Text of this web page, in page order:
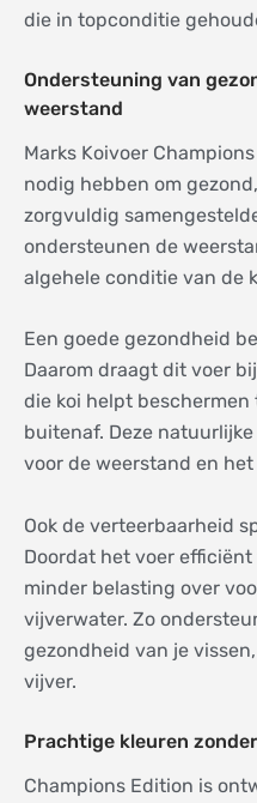
die in topconditie
Ondersteuning van
weerstand
Marks Koivoer
nodig hebben om
zorgvuldig
ondersteunen de
algehele conditie van de
Een goede gezondheid
Daarom draagt dit voer
die koi helpt
buitenaf. Deze
voor de weerstand en
Ook de verteerbaarheid
Doordat het voer
minder belasting over
vijverwater. Zo
gezondheid van je
vijver.
Prachtige kleuren
Champions Edition is